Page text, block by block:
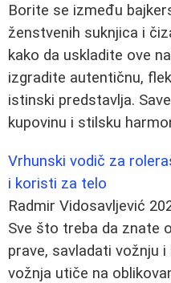
Borite se između
ženstvenih suknjica i
kako da uskladite ove
izgradite autentičnu,
istinski predstavlja.
kupovinu i stilsku
Vrhunski vodič za
i koristi za telo
Radmir Vidosavljević
Sve što treba da znate
prave, savladati vožnju
vožnja utiče na